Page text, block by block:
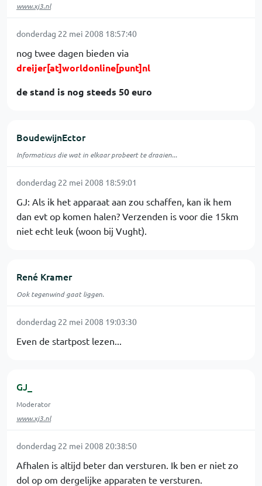
www.xj3.nl
donderdag 22 mei 2008 18:57:40
nog twee dagen bieden via
dreijer[at]worldonline[punt]nl
de stand is nog steeds 50 euro
BoudewijnEctor
Informaticus die wat in elkaar probeert te draaien...
donderdag 22 mei 2008 18:59:01
GJ: Als ik het apparaat aan zou schaffen, kan ik hem
dan evt op komen halen? Verzenden is voor die 15km
niet echt leuk (woon bij Vught).
René Kramer
Ook tegenwind gaat liggen.
donderdag 22 mei 2008 19:03:30
Even de startpost lezen...
GJ_
Moderator
www.xj3.nl
donderdag 22 mei 2008 20:38:50
Afhalen is altijd beter dan versturen. Ik ben er niet zo
dol op om dergelijke apparaten te versturen.